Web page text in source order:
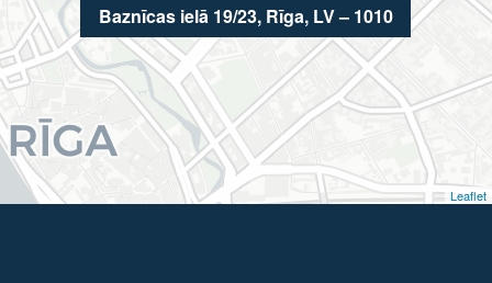
Baznīcas ielā 19/23, Rīga, LV – 1010
Leaflet